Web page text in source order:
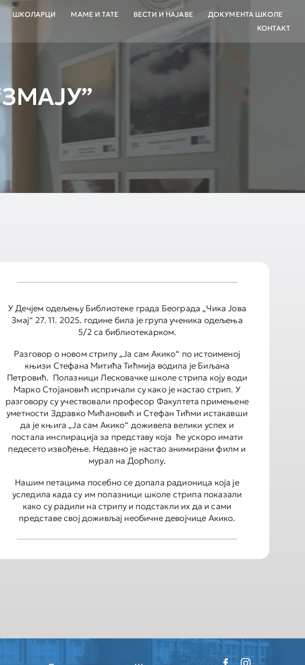
ШКОЛАРЦИ МАМЕ И ТАТЕ ВЕСТИ И НАЈАВЕ
ДОКУМЕНТА ШКОЛЕ
КОНТАКТ
У Дечјем одељењу Библиотеке града Београда „Чика Јова
Змај“ 27. 11. 2025. године била је група ученика одељења
5/2 са библиотекарком.
Разговор о новом стрипу „Ја сам Акико“ по истоименој
књизи Стефана Митића Тићмија водила је Биљана
Петровић. Полазници Лесковачке школе стрипа коју води
Марко Стојановић испричали су како је настао стрип. У
разговору су учествовали професор Факултета примењене
уметности Здравко Мићановић и Стефан Тићми истакавши
да је књига „Ја сам Акико“ доживела велики успех и
постала инспирација за представу која ће ускоро имати
педесето извођење. Недавно је настао анимирани филм и
мурал на Дорћолу.
Нашим петацима посебно се допала радионица која је
уследила када су им полазници школе стрипа показали
како су радили на стрипу и подстакли их да и сами
представе свој доживљај необичне девојчице Акико.